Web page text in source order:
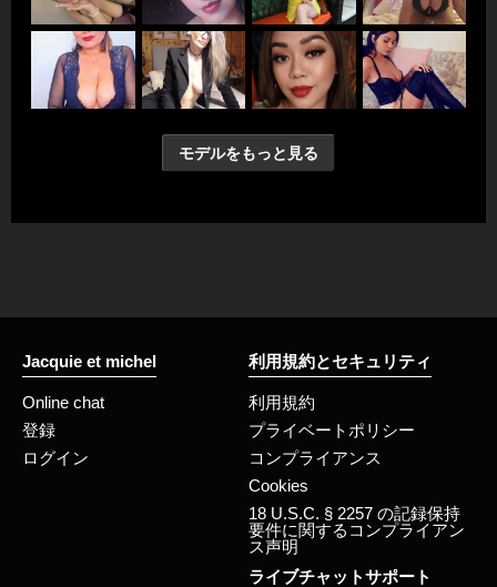
モデルをもっと見る
Jacquie et michel
Online chat
登録
ログイン
利用規約とセキュリティ
利用規約
プライベートポリシー
コンプライアンス
Cookies
18 U.S.C. § 2257 の記録保持
要件に関するコンプライアン
ス声明
ライブチャットサポート